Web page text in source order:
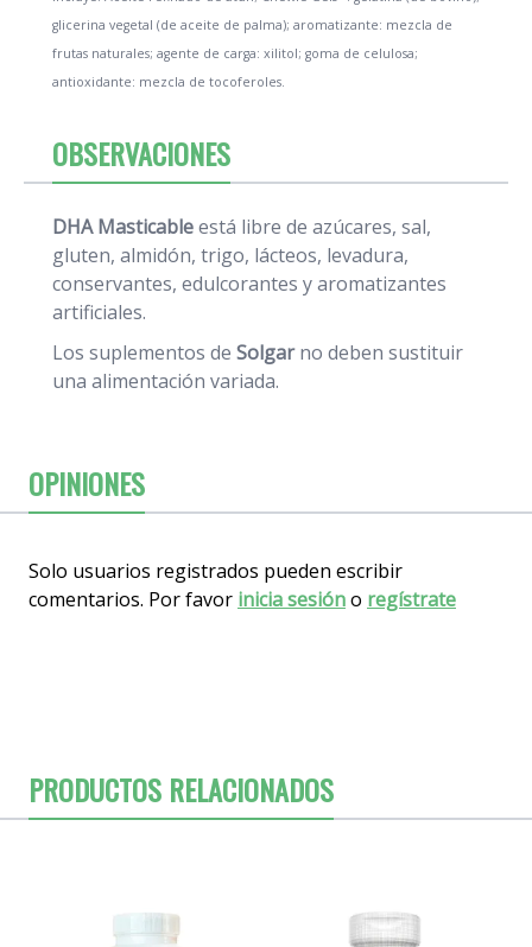
glicerina vegetal (de aceite de palma); aromatizante: mezcla de
frutas naturales; agente de carga: xilitol; goma de celulosa;
antioxidante: mezcla de tocoferoles.
OBSERVACIONES
DHA Masticableestá libre de azúcares, sal,
gluten, almidón, trigo, lácteos, levadura,
conservantes, edulcorantes y aromatizantes
artificiales.
Los suplementos de Solgarno deben sustituir
una alimentación variada.
OPINIONES
Solo usuarios registrados pueden escribir
comentarios. Por favor inicia sesióno regístrate
PRODUCTOS RELACIONADOS